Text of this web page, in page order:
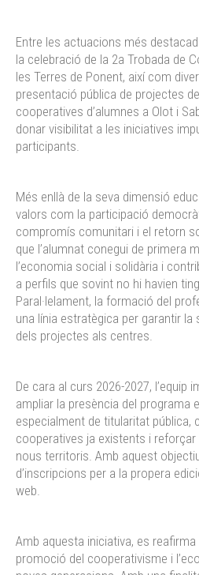
Entre les actuacions més
la celebració de la 2a Trobada de
les Terres de Ponent, així com
presentació pública de projectes
cooperatives d’alumnes a Olot i
donar visibilitat a les iniciatives
participants.
Més enllà de la seva dimensió
valors com la participació
compromís comunitari i el retorn
que l’alumnat conegui de primera
l’economia social i solidària i
a perfils que sovint no hi havien
Paral·lelament, la formació del
una línia estratègica per garantir la
dels projectes als centres.
De cara al curs 2026-2027, l’equip
ampliar la presència del programa
especialment de titularitat pública,
cooperatives ja existents i
nous territoris. Amb aquest
d’inscripcions per a la propera
web.
Amb aquesta iniciativa, es
promoció del cooperativisme i